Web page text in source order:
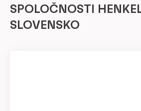
SPOLOČNOSTI
SLOVENSKO